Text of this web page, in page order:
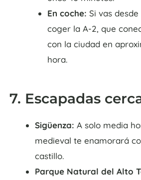
En coche: Si vas
coger la A-2, que
con la ciudad en
hora.
7. Escapadas
Sigüenza: A solo media
medieval te enamorará
castillo.
Parque Natural del Alto